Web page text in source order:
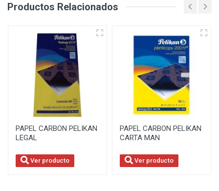
Productos Relacionados
PAPEL CARBON PELIKAN
LEGAL
Ver producto
PAPEL CARBON PELIKAN
CARTA MAN
Ver producto